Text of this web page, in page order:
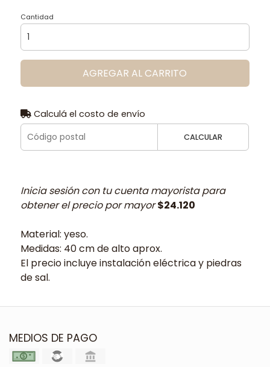
Cantidad
AGREGAR AL CARRITO
Calculá el costo de envío
CALCULAR
Inicia sesión con tu cuenta mayorista para
obtener el precio por mayor$24.120
Material: yeso.
Medidas: 40 cm de alto aprox.
El precio incluye instalación eléctrica y piedras
de sal.
MEDIOS DE PAGO